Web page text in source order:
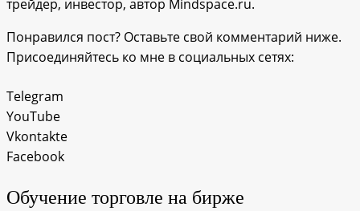
трейдер, инвестор, автор Mindspace.ru.
Понравился пост? Оставьте свой комментарий ниже.
Присоединяйтесь ко мне в социальных сетях:
Telegram
YouTube
Vkontakte
Facebook
Обучение торговле на бирже